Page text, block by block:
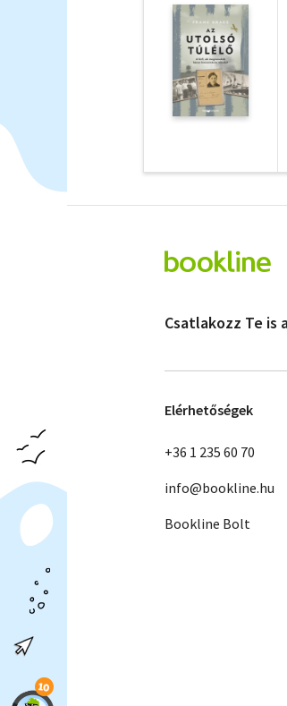
Csatlakozz Te is
Elérhetőségek
+36 1 235 60 70
info@bookline.hu
Bookline Bolt